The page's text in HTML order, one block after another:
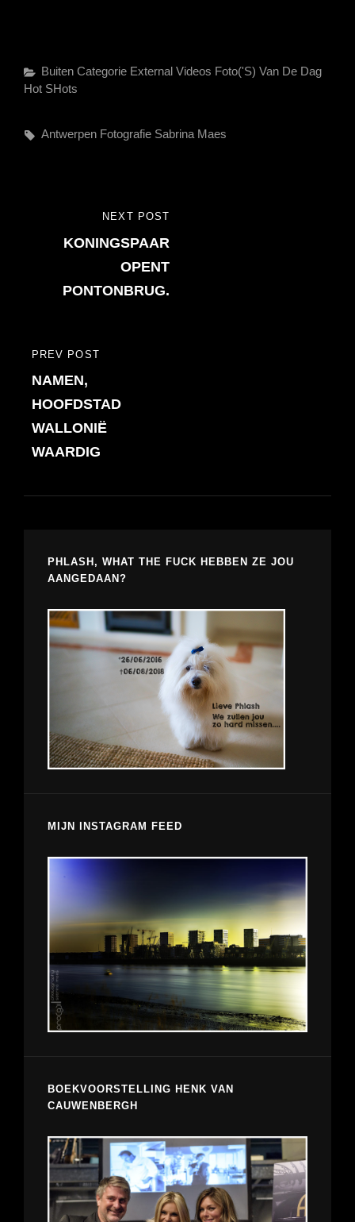
Categories
Buiten Categorie External Videos Foto('s) Van De Dag
Hot SHots
Tags,
Antwerpen Fotografie Sabrina Maes
navigatie
PREVIOUS
POST
PREV POST
NAMEN,
HOOFDSTAD
WALLONIË
WAARDIG
POST
NEXT POST
KONINGSPAAR
OPENT
PONTONBRUG.
PHLASH, WHAT THE FUCK HEBBEN ZE JOU
AANGEDAAN?
MIJN INSTAGRAM FEED
BOEKVOORSTELLING HENK VAN
CAUWENBERGH